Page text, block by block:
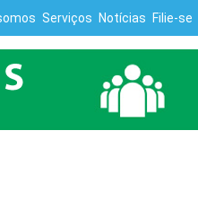
Serviços Notícias Filie-se